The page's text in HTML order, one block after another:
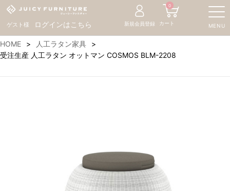
ゲスト様 ログインはこちら MENU
新規会員登録 カート
0
HOME
人工ラタン家具
受注生産 人工ラタン オットマン COSMOS BLM-2208